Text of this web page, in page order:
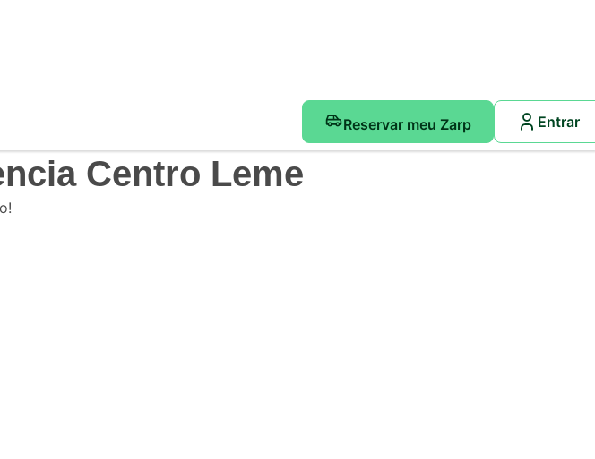
Reservar meu Zarp Entrar
Centro Leme